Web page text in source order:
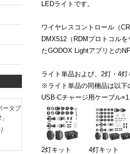
LEDライトです。
ワイヤレスコントロール（
DMX512 （ RDM プロトコル
たGODOX Lightアプリとの
ライト単品および、2灯・ 4灯
※ライト単品の同梱品は以下
USB-Cチャージ用ケーブル×1
2灯キット 4灯キット
ータブ